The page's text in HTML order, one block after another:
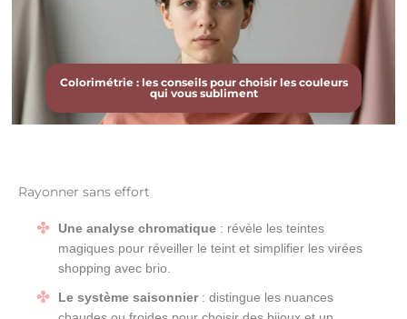
Colorimétrie : les conseils pour choisir les couleurs
qui vous subliment
Rayonner sans effort
Une analyse chromatique : révèle les teintes
magiques pour réveiller le teint et simplifier les virées
shopping avec brio.
Le système saisonnier: distingue les nuances